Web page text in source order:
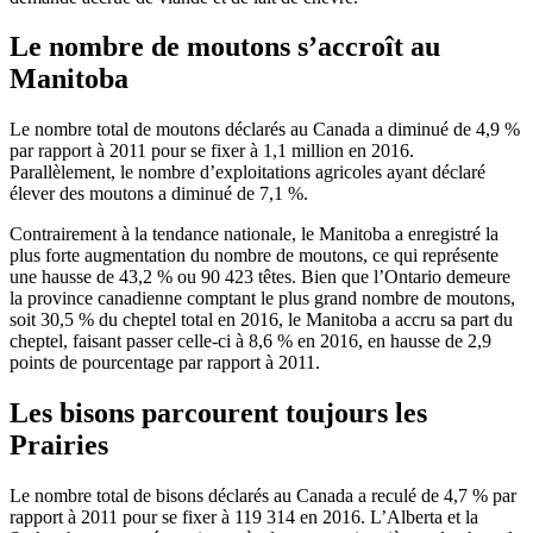
Le nombre de moutons s’accroît au
Manitoba
Le nombre total de moutons déclarés au Canada a diminué de 4,9 %
par rapport à 2011 pour se fixer à 1,1 million en 2016.
Parallèlement, le nombre d’exploitations agricoles ayant déclaré
élever des moutons a diminué de 7,1 %.
Contrairement à la tendance nationale, le Manitoba a enregistré la
plus forte augmentation du nombre de moutons, ce qui représente
une hausse de 43,2 % ou 90 423 têtes. Bien que l’Ontario demeure
la province canadienne comptant le plus grand nombre de moutons,
soit 30,5 % du cheptel total en 2016, le Manitoba a accru sa part du
cheptel, faisant passer celle-ci à 8,6 % en 2016, en hausse de 2,9
points de pourcentage par rapport à 2011.
Les bisons parcourent toujours les
Prairies
Le nombre total de bisons déclarés au Canada a reculé de 4,7 % par
rapport à 2011 pour se fixer à 119 314 en 2016. L’Alberta et la